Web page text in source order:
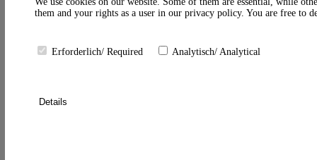
Suche schließen
them and your rights as a user in our privacy policy. You are free to
Erforderlich/ Required Analytisch/ Analytical
Details